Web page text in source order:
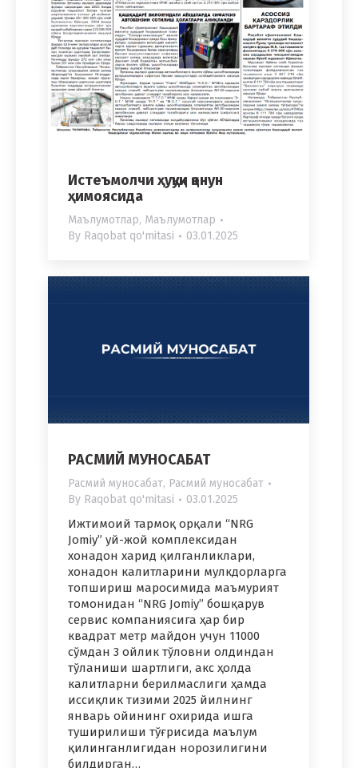
Истеъмолчи ҳуқуқи қонун
ҳимоясида
Маълумотлар, Маълумотлар
By Raqobat qo'mitasi 03.01.2025
РАСМИЙ МУНОСАБАТ
Расмий муносабат, Расмий муносабат
By Raqobat qo'mitasi 03.01.2025
Ижтимоий тармоқ орқали “NRG
Jomiy” уй-жой комплексидан
хонадон харид қилганликлари,
хонадон калитларини мулкдорларга
топшириш маросимида маъмурият
томонидан “NRG Jomiy” бошқарув
сервис компаниясига ҳар бир
квадрат метр майдон учун 11000
сўмдан 3 ойлик тўловни олдиндан
тўланиши шартлиги, акс ҳолда
калитларни берилмаслиги ҳамда
иссиқлик тизими 2025 йилнинг
январь ойининг охирида ишга
туширилиши тўғрисида маълум
қилинганлигидан норозилигини
билдирган…